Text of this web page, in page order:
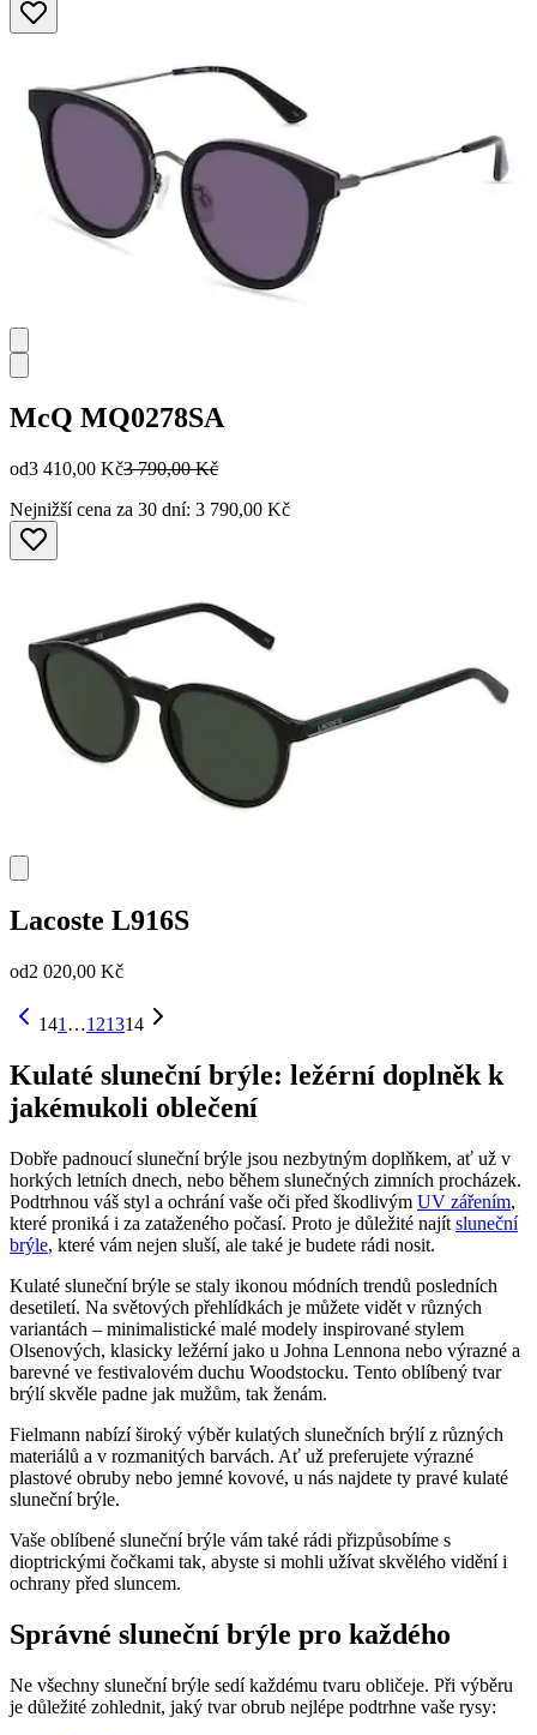
McQ MQ0278SA
od3 410,00 Kč3 790,00 Kč
Nejnižší cena za 30 dní: 3 790,00 Kč
Lacoste L916S
od2 020,00 Kč
141 …121314
Kulaté sluneční brýle: ležérní doplněk k
jakémukoli oblečení
Dobře padnoucí sluneční brýle jsou nezbytným doplňkem, ať už v
horkých letních dnech, nebo během slunečných zimních procházek.
Podtrhnou váš styl a ochrání vaše oči před škodlivým UV zářením,
které proniká i za zataženého počasí. Proto je důležité najít sluneční
brýle, které vám nejen sluší, ale také je budete rádi nosit.
Kulaté sluneční brýle se staly ikonou módních trendů posledních
desetiletí. Na světových přehlídkách je můžete vidět v různých
variantách – minimalistické malé modely inspirované stylem
Olsenových, klasicky ležérní jako u Johna Lennona nebo výrazné a
barevné ve festivalovém duchu Woodstocku. Tento oblíbený tvar
brýlí skvěle padne jak mužům, tak ženám.
Fielmann nabízí široký výběr kulatých slunečních brýlí z různých
materiálů a v rozmanitých barvách. Ať už preferujete výrazné
plastové obruby nebo jemné kovové, u nás najdete ty pravé kulaté
sluneční brýle.
Vaše oblíbené sluneční brýle vám také rádi přizpůsobíme s
dioptrickými čočkami tak, abyste si mohli užívat skvělého vidění i
ochrany před sluncem.
Správné sluneční brýle pro každého
Ne všechny sluneční brýle sedí každému tvaru obličeje. Při výběru
je důležité zohlednit, jaký tvar obrub nejlépe podtrhne vaše rysy: